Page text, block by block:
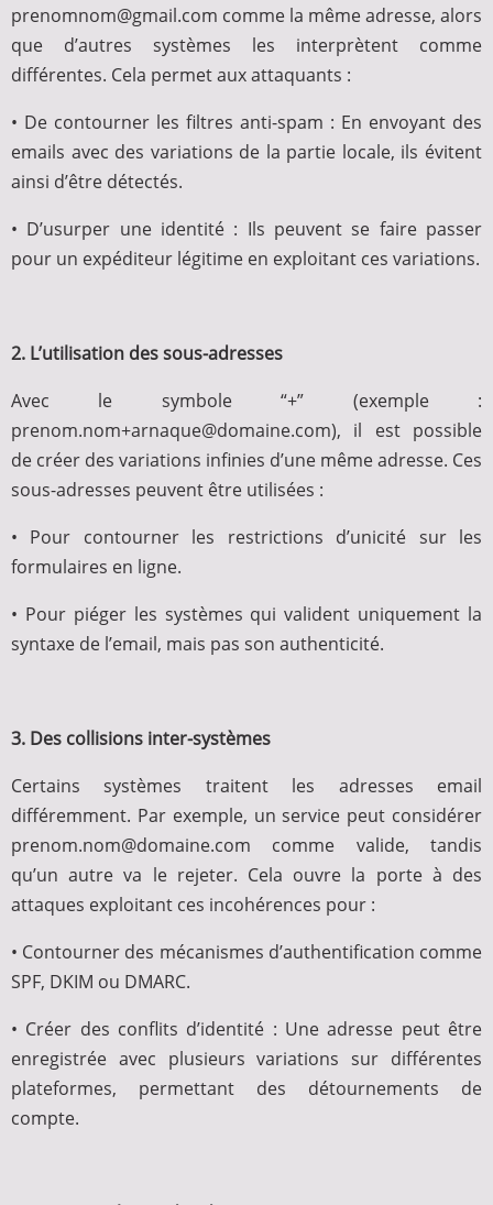
prenomnom@gmail.com comme la même adresse, alors
que d’autres systèmes les interprètent comme
différentes. Cela permet aux attaquants :
• De contourner les filtres anti-spam : En envoyant des
emails avec des variations de la partie locale, ils évitent
ainsi d’être détectés.
• D’usurper une identité : Ils peuvent se faire passer
pour un expéditeur légitime en exploitant ces variations.
2. L’utilisation des sous-adresses
Avec le symbole “+” (exemple :
prenom.nom+arnaque@domaine.com), il est possible
de créer des variations infinies d’une même adresse. Ces
sous-adresses peuvent être utilisées :
• Pour contourner les restrictions d’unicité sur les
formulaires en ligne.
• Pour piéger les systèmes qui valident uniquement la
syntaxe de l’email, mais pas son authenticité.
3. Des collisions inter-systèmes
Certains systèmes traitent les adresses email
différemment. Par exemple, un service peut considérer
prenom.nom@domaine.com comme valide, tandis
qu’un autre va le rejeter. Cela ouvre la porte à des
attaques exploitant ces incohérences pour :
• Contourner des mécanismes d’authentification comme
SPF, DKIM ou DMARC.
• Créer des conflits d’identité : Une adresse peut être
enregistrée avec plusieurs variations sur différentes
plateformes, permettant des détournements de
compte.